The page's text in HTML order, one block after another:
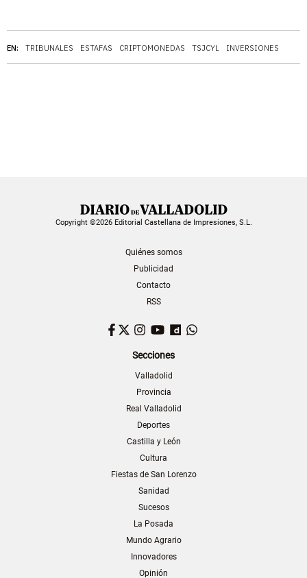
EN: TRIBUNALES ESTAFAS CRIPTOMONEDAS TSJCYL INVERSIONES
Copyright ©2026 Editorial Castellana de Impresiones, S.L.
Quiénes somos
Publicidad
Contacto
RSS
Facebook
TwitterInstagram
YouTubeDailymotion
Secciones
Valladolid
Provincia
Real Valladolid
Deportes
Castilla y León
Cultura
Fiestas de San Lorenzo
Sanidad
Sucesos
La Posada
Mundo Agrario
Innovadores
Opinión